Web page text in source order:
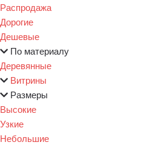
Распродажа
Дорогие
Дешевые
По материалу
Деревянные
Витрины
Размеры
Высокие
Узкие
Небольшие